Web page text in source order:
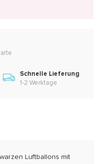
Schnelle Lieferung
1-2 Werktage
Luftballons mit